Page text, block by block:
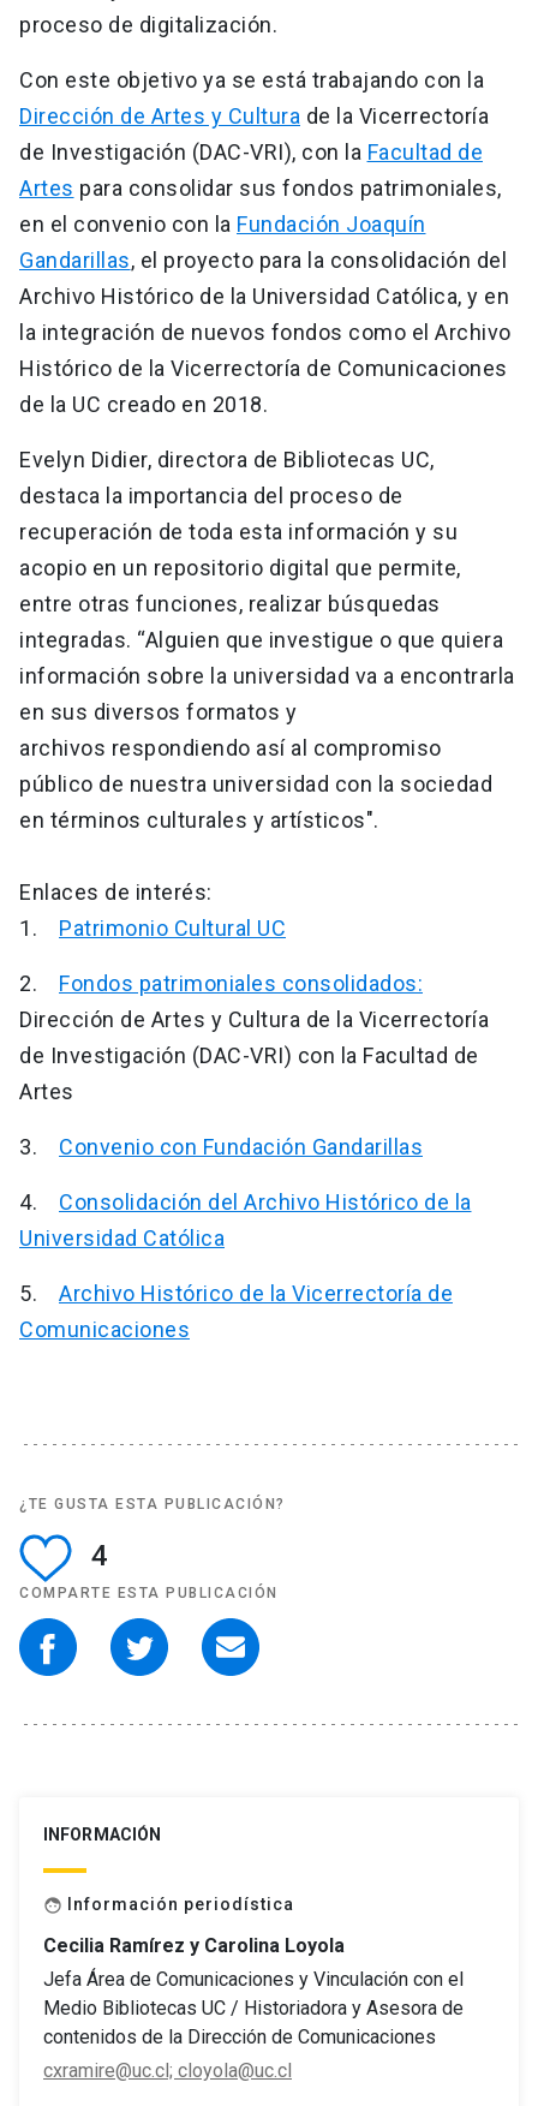
proceso de digitalización.
Con este objetivo ya se está trabajando con la
Dirección de Artes y Cultura de la Vicerrectoría
de Investigación (DAC-VRI), con la Facultad de
Artes para consolidar sus fondos patrimoniales,
en el convenio con la Fundación Joaquín
Gandarillas, el proyecto para la consolidación del
Archivo Histórico de la Universidad Católica, y en
la integración de nuevos fondos como el Archivo
Histórico de la Vicerrectoría de Comunicaciones
de la UC creado en 2018.
Evelyn Didier, directora de Bibliotecas UC,
destaca la importancia del proceso de
recuperación de toda esta información y su
acopio en un repositorio digital que permite,
entre otras funciones, realizar búsquedas
integradas. “Alguien que investigue o que quiera
información sobre la universidad va a encontrarla
en sus diversos formatos y
archivos respondiendo así al compromiso
público de nuestra universidad con la sociedad
en términos culturales y artísticos".
Enlaces de interés:
1. Patrimonio Cultural UC
2. Fondos patrimoniales consolidados:
Dirección de Artes y Cultura de la Vicerrectoría
de Investigación (DAC-VRI) con la Facultad de
Artes
3. Convenio con Fundación Gandarillas
4. Consolidación del Archivo Histórico de la
Universidad Católica
5. Archivo Histórico de la Vicerrectoría de
Comunicaciones
¿TE GUSTA ESTA PUBLICACIÓN?
4
COMPARTE ESTA PUBLICACIÓN
INFORMACIÓN
face Información periodística
Cecilia Ramírez y Carolina Loyola
Jefa Área de Comunicaciones y Vinculación con el
Medio Bibliotecas UC / Historiadora y Asesora de
contenidos de la Dirección de Comunicaciones
cxramire@uc.cl; cloyola@uc.cl